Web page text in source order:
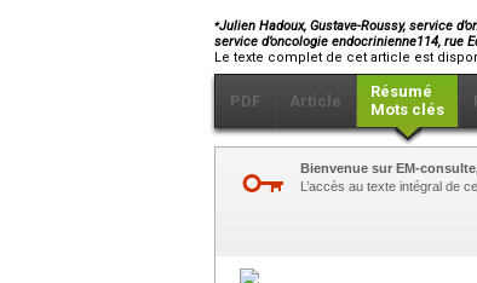
⁎Julien Hadoux, Gustave-Roussy, service
service d’oncologie endocrinienne114, rue
Le texte complet de cet article est
PDF Article
Résumé
Mots clés
Bienvenue sur EM-
L’accès au texte intégral de